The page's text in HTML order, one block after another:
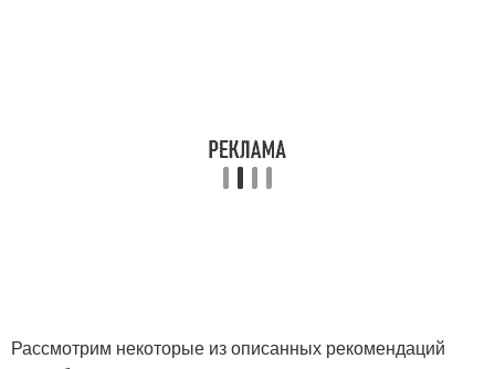
Рассмотрим некоторые из описанных рекомендаций